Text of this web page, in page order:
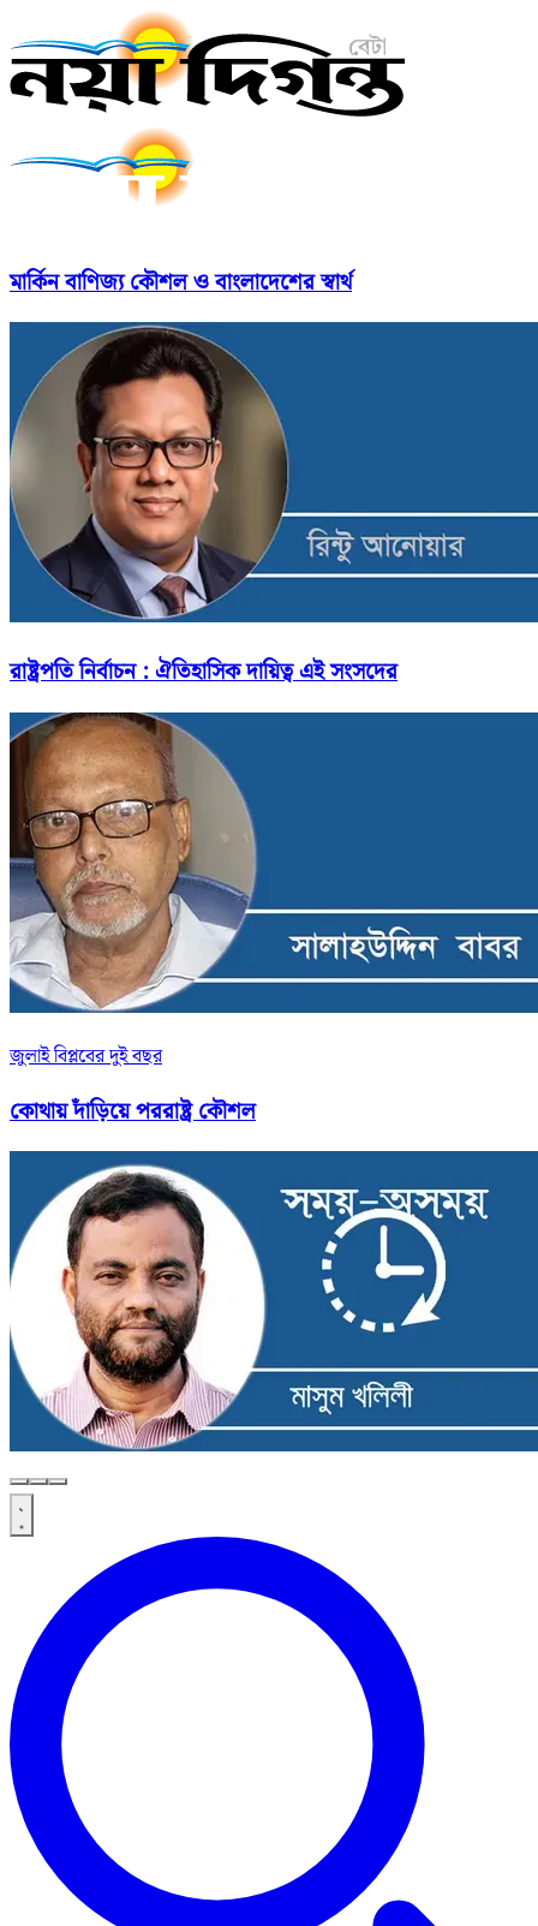
মার্কিন বাণিজ্য কৌশল ও বাংলাদেশের স্বার্থ
রাষ্ট্রপতি নির্বাচন : ঐতিহাসিক দায়িত্ব এই সংসদের
জুলাই বিপ্লবের দুই বছর
কোথায় দাঁড়িয়ে পররাষ্ট্র কৌশল